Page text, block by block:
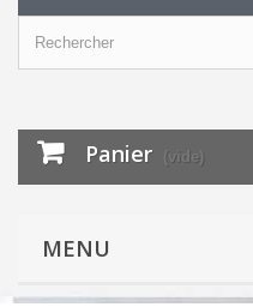
Panier (vide)
MENU